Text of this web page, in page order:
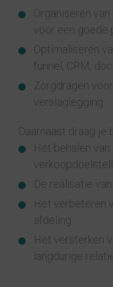
Organiseren
voor een
Optimaliseren
funnel, CRM,
Zorgdragen
verslaglegging
Daarnaast draag je
Het behalen
De realisatie
Het verbeteren
afdeling
Het versterken
langdurige